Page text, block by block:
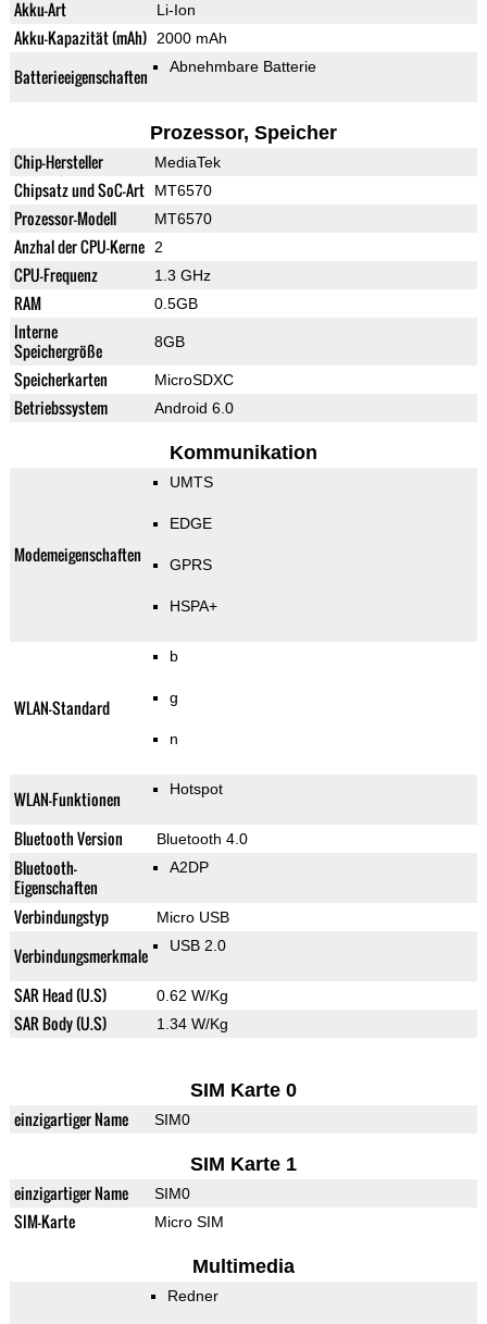
Akku-Art Li-Ion
Akku-Kapazität (mAh) 2000 mAh
Batterieeigenschaften Abnehmbare Batterie
Prozessor, Speicher
Chip-Hersteller MediaTek
Chipsatz und SoC-Art MT6570
Prozessor-Modell MT6570
Anzhal der CPU-Kerne 2
CPU-Frequenz 1.3 GHz
RAM 0.5GB
Interne
Speichergröße
8GB
Speicherkarten MicroSDXC
Betriebssystem Android 6.0
Kommunikation
Modemeigenschaften
UMTS
EDGE
GPRS
HSPA+
WLAN-Standard
b
g
n
WLAN-Funktionen Hotspot
Bluetooth Version Bluetooth 4.0
Bluetooth-
Eigenschaften
A2DP
Verbindungstyp Micro USB
Verbindungsmerkmale USB 2.0
SAR Head (U.S) 0.62 W/Kg
SAR Body (U.S) 1.34 W/Kg
SIM Karte 0
einzigartiger Name SIM0
SIM Karte 1
einzigartiger Name SIM0
SIM-Karte Micro SIM
Multimedia
Redner